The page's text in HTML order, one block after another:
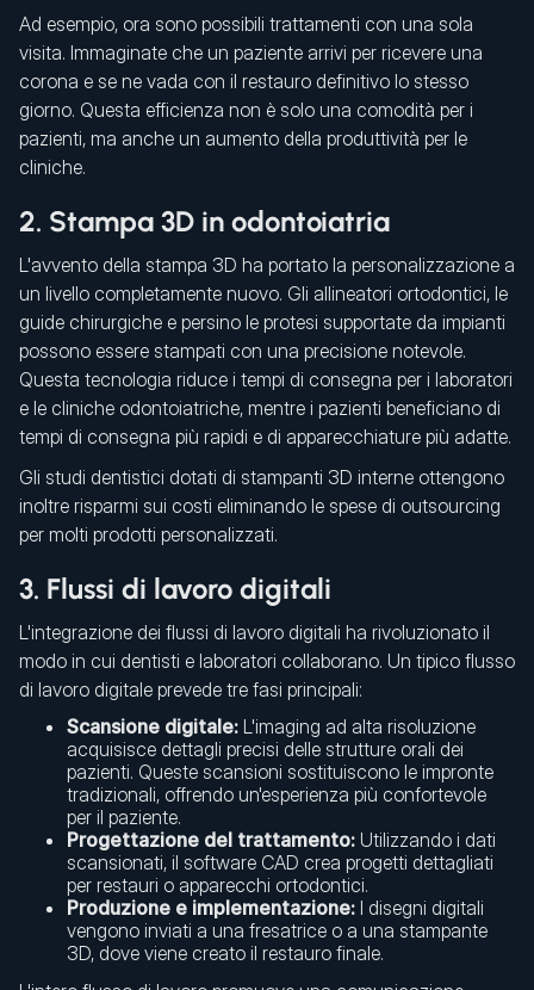
Ad esempio, ora sono possibili trattamenti con una sola
visita. Immaginate che un paziente arrivi per ricevere una
corona e se ne vada con il restauro definitivo lo stesso
giorno. Questa efficienza non è solo una comodità per i
pazienti, ma anche un aumento della produttività per le
cliniche.
2. Stampa 3D in odontoiatria
L'avvento della stampa 3D ha portato la personalizzazione a
un livello completamente nuovo. Gli allineatori ortodontici, le
guide chirurgiche e persino le protesi supportate da impianti
possono essere stampati con una precisione notevole.
Questa tecnologia riduce i tempi di consegna per i laboratori
e le cliniche odontoiatriche, mentre i pazienti beneficiano di
tempi di consegna più rapidi e di apparecchiature più adatte.
Gli studi dentistici dotati di stampanti 3D interne ottengono
inoltre risparmi sui costi eliminando le spese di outsourcing
per molti prodotti personalizzati.
3. Flussi di lavoro digitali
L'integrazione dei flussi di lavoro digitali ha rivoluzionato il
modo in cui dentisti e laboratori collaborano. Un tipico flusso
di lavoro digitale prevede tre fasi principali:
Scansione digitale: L'imaging ad alta risoluzione
acquisisce dettagli precisi delle strutture orali dei
pazienti. Queste scansioni sostituiscono le impronte
tradizionali, offrendo un'esperienza più confortevole
per il paziente.
Progettazione del trattamento: Utilizzando i dati
scansionati, il software CAD crea progetti dettagliati
per restauri o apparecchi ortodontici.
Produzione e implementazione: I disegni digitali
vengono inviati a una fresatrice o a una stampante
3D, dove viene creato il restauro finale.